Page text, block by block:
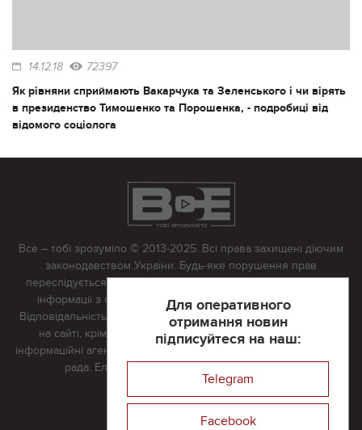
14.12.18 72397
Як рівняни сприймають Вакарчука та Зеленського і чи вірять
в президенство Тимошенко та Порошенка, - подробиці від
відомого соціолога
Для оперативного
отримання новин
підписуйтеся на наш:
Telegram
Facebook
Все – тобі зрозуміло © 2013-2025. Всі права захищені діючим
законодавством України. Будь-яке порушення прав
переслідується в судовому порядку. Будь-яке відтворення
інформації з сайту тільки з письмово дозволу редакції.
Відповідальність за достовірність усіх матеріалів, розміщених
на сайті, крім матеріалів, які містять посилання на інші
інформаційні агентства або інтернет-видання, несе редакційна
рада. Електронна пошта:
Реклама на сайті